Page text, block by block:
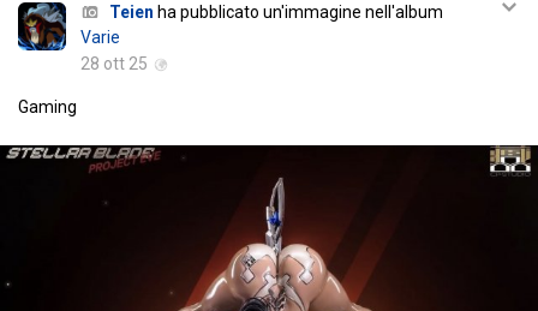
Teien ha pubblicato un'immagine nell'album
Varie
28 ott 25
Gaming